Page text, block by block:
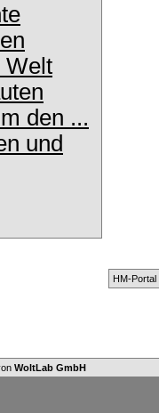
Welt
den ...
und
HM-
WoltLab GmbH